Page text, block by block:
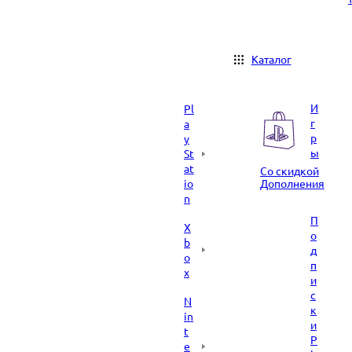
Каталог
Pl
a
y
St
at
io
n
X
b
o
x
N
in
t
e
И
г
р
ы
Со скидкой
Дополнения
П
о
д
п
и
с
к
и
P